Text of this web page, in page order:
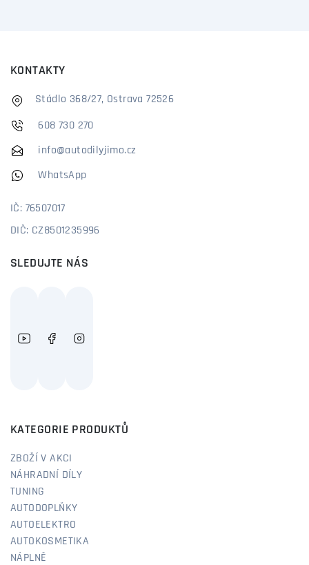
KONTAKTY
Stádlo 368/27, Ostrava 72526
608 730 270
info@autodilyjimo.cz
WhatsApp
IČ: 76507017
DIČ: CZ8501235996
SLEDUJTE NÁS
KATEGORIE PRODUKTŮ
ZBOŽÍ V AKCI
NÁHRADNÍ DÍLY
TUNING
AUTODOPLŇKY
AUTOELEKTRO
AUTOKOSMETIKA
NÁPLNĚ